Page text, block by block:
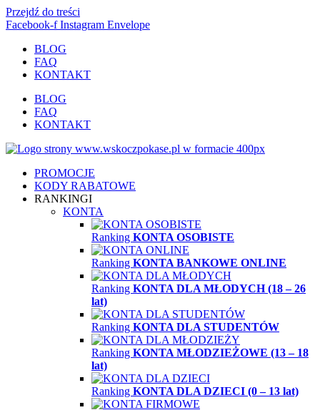
Przejdź do treści
Facebook-f Instagram Envelope
BLOG
FAQ
KONTAKT
BLOG
FAQ
KONTAKT
PROMOCJE
KODY RABATOWE
RANKINGI
KONTA
Ranking KONTA OSOBISTE
Ranking KONTA BANKOWE ONLINE
Ranking KONTA DLA MŁODYCH (18 – 26
lat)
Ranking KONTA DLA STUDENTÓW
Ranking KONTA MŁODZIEŻOWE (13 – 18
lat)
Ranking KONTA DLA DZIECI (0 – 13 lat)